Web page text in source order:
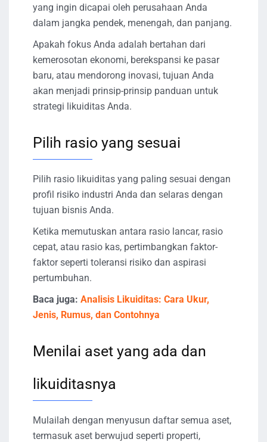
yang ingin dicapai oleh perusahaan Anda
dalam jangka pendek, menengah, dan panjang.
Apakah fokus Anda adalah bertahan dari
kemerosotan ekonomi, berekspansi ke pasar
baru, atau mendorong inovasi, tujuan Anda
akan menjadi prinsip-prinsip panduan untuk
strategi likuiditas Anda.
Pilih rasio yang sesuai
Pilih rasio likuiditas yang paling sesuai dengan
profil risiko industri Anda dan selaras dengan
tujuan bisnis Anda.
Ketika memutuskan antara rasio lancar, rasio
cepat, atau rasio kas, pertimbangkan faktor-
faktor seperti toleransi risiko dan aspirasi
pertumbuhan.
Baca juga: Analisis Likuiditas: Cara Ukur,
Jenis, Rumus, dan Contohnya
Menilai aset yang ada dan
likuiditasnya
Mulailah dengan menyusun daftar semua aset,
termasuk aset berwujud seperti properti,